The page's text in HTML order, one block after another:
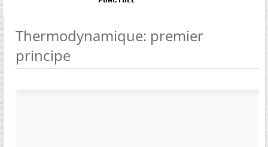
Thermodynamique: premier
principe